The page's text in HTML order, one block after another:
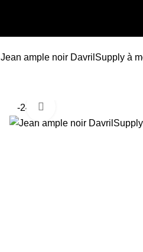
Jean ample noir DavrilSupply à
-24%